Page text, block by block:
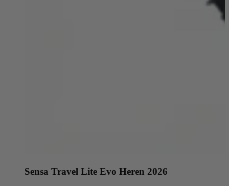
Sensa Travel Lite Evo Heren 2026